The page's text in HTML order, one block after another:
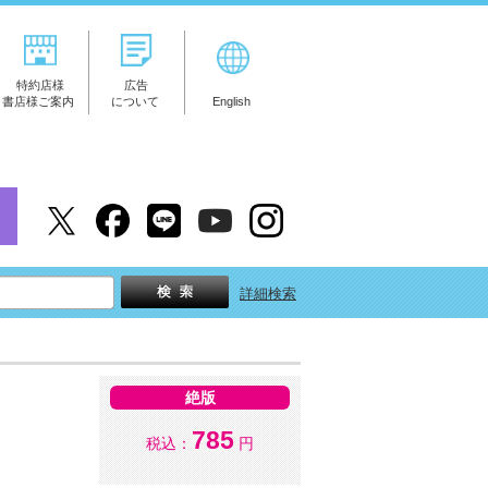
特約店様
書店様ご案内
広告
について
English
詳細検索
絶版
税込： 785 円